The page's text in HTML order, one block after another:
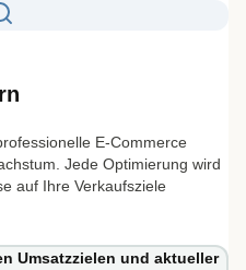
E-Commerce
Jede Optimierung wird
auf Ihre Verkaufsziele
Umsatzzielen und aktueller